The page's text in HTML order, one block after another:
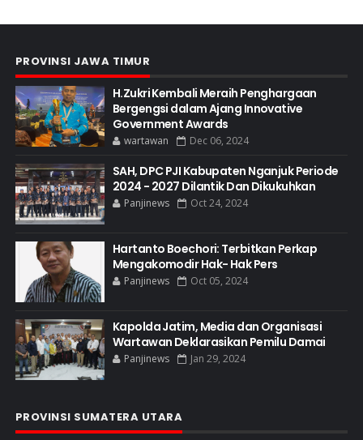
PROVINSI JAWA TIMUR
H.Zukri Kembali Meraih Penghargaan
Bergengsi dalam Ajang Innovative
Government Awards
wartawan Dec 06, 2024
SAH, DPC PJI Kabupaten Nganjuk Periode
2024 - 2027 Dilantik Dan Dikukuhkan
Panjinews Oct 24, 2024
Hartanto Boechori: Terbitkan Perkap
Mengakomodir Hak- Hak Pers
Panjinews Oct 05, 2024
Kapolda Jatim, Media dan Organisasi
Wartawan Deklarasikan Pemilu Damai
Panjinews Jan 29, 2024
PROVINSI SUMATERA UTARA